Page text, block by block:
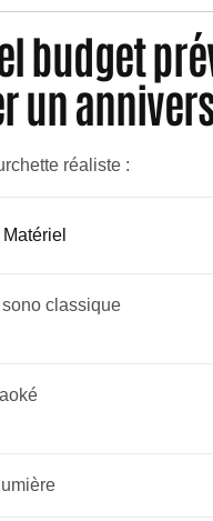
budget
un
réaliste :
sono classique